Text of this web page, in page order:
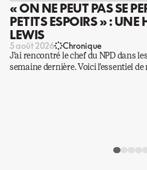
« ON NE PEUT PAS SE
PETITS ESPOIRS » : UNE
LEWIS
5 août 2026 Chronique
J’ai rencontré le chef du NPD dans
semaine dernière. Voici l’essentiel